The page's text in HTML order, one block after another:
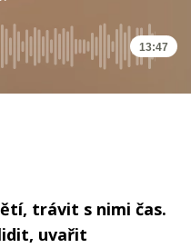
13:47
trávit s nimi čas.
uvařit